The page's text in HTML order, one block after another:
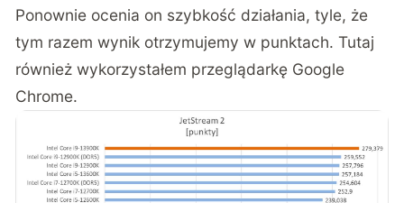
Ponownie ocenia on szybkość działania, tyle, że
tym razem wynik otrzymujemy w punktach. Tutaj
również wykorzystałem przeglądarkę Google
Chrome.